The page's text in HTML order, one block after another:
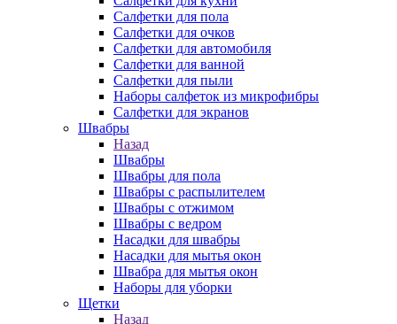
Салфетки для пола
Салфетки для очков
Салфетки для автомобиля
Салфетки для ванной
Салфетки для пыли
Наборы салфеток из микрофибры
Салфетки для экранов
Швабры
Назад
Швабры
Швабры для пола
Швабры с распылителем
Швабры с отжимом
Швабры с ведром
Насадки для швабры
Насадки для мытья окон
Швабра для мытья окон
Наборы для уборки
Щетки
Назад